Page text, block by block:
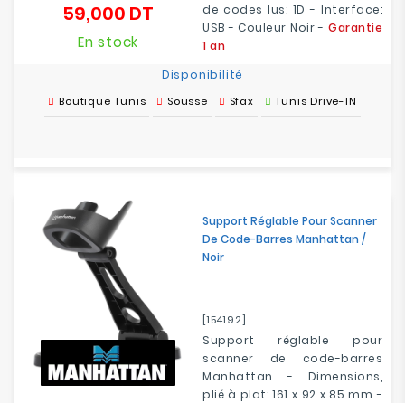
de codes lus: 1D - Interface:
USB - Couleur Noir - Garantie
1 an
59,000 DT
En stock
Disponibilité
Boutique Tunis Sousse Sfax Tunis Drive-IN
Support Réglable Pour Scanner
De Code-Barres Manhattan /
Noir
[154192]
Support réglable pour
scanner de code-barres
Manhattan - Dimensions,
plié à plat: 161 x 92 x 85 mm -